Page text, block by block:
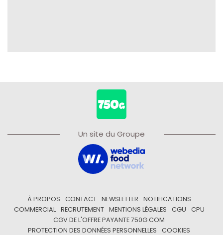
Un site du Groupe
À PROPOS CONTACT NEWSLETTER
NOTIFICATIONS
COMMERCIAL
RECRUTEMENT MENTIONS LÉGALES CGU
CPU
CGV DE L'OFFRE PAYANTE 750G.COM
PROTECTION DES DONNÉES PERSONNELLES
COOKIES